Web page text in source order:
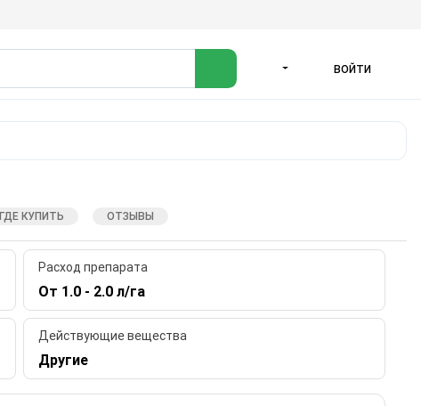
ВОЙТИ
ГДЕ КУПИТЬ ОТЗЫВЫ
Расход препарата
От 1.0 - 2.0 л/га
Действующие вещества
Другие